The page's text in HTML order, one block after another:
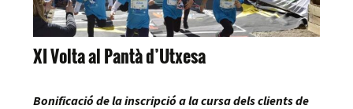
XI Volta al Pantà d’Utxesa
Bonificació de la inscripció a la cursa dels clients de